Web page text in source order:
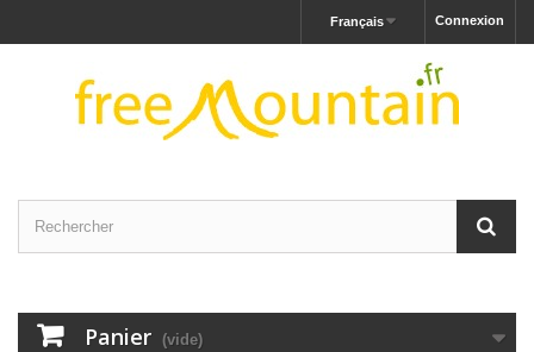
Connexion
Français
Panier (vide)